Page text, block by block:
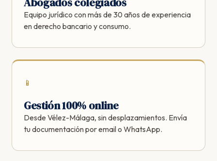
Equipo jurídico con más de 30 años de experiencia
en derecho bancario y consumo.
📱
Gestión 100% online
Desde Vélez-Málaga, sin desplazamientos. Envía
tu documentación por email o WhatsApp.